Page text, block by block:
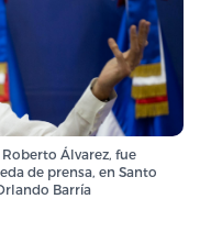
Álvarez, fue
de prensa, en Santo
Barría